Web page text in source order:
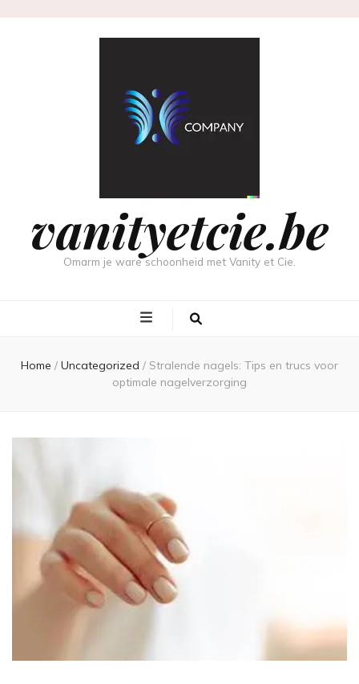
vanityetcie.be
Omarm je ware schoonheid met Vanity et Cie.
Home / Uncategorized / Stralende nagels: Tips en trucs voor
optimale nagelverzorging